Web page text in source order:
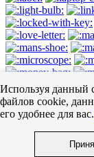
Используя данный
файлов cookie,
его удобнее для вас.